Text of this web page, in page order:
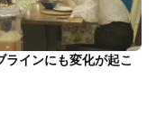
インにも変化が起こ